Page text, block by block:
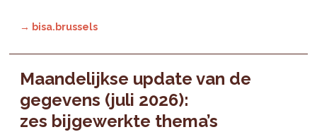
→ bisa.brussels
Maandelijkse update van de
gegevens (juli 2026):
zes bijgewerkte thema’s